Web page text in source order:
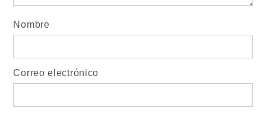
Nombre
Correo electrónico